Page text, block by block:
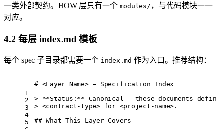
一类外部契约。HOW 层只有一个 modules/ ，与代码模块一一
对应。
4.2 每层 index.md 模板
每个 spec 子目录都需要一个 index.md 作为入口。推荐结构：
1
2
3
4
5
# <Layer Name> — Specification Index
> **Status:** Canonical — these documents
> <contract-type> for <project-name> .
## What This Layer Covers